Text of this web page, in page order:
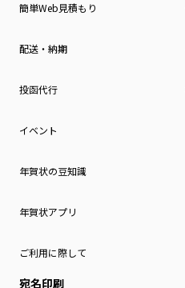
簡単Web見積もり
配送・納期
投函代行
イベント
年賀状の豆知識
年賀状アプリ
ご利用に際して
宛名印刷